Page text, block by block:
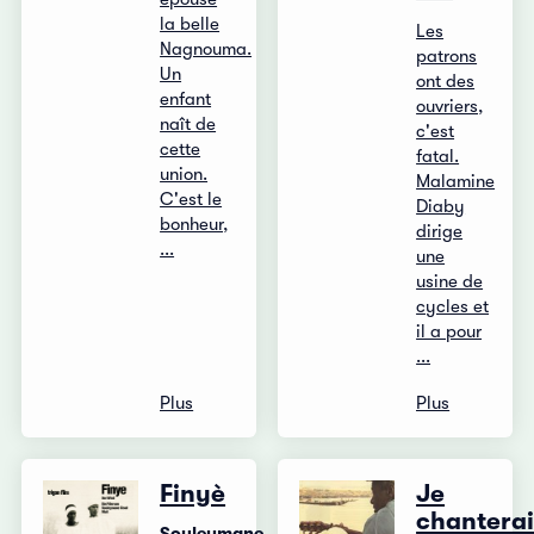
la belle
Nagnouma.
Un
enfant
naît de
cette
union.
C'est le
bonheur,
...
Plus
Les
patrons
ont des
ouvriers,
c'est
fatal.
Malamine
Diaby
dirige
une
usine de
cycles et
il a pour
...
Plus
Finyè
Je
chanterai